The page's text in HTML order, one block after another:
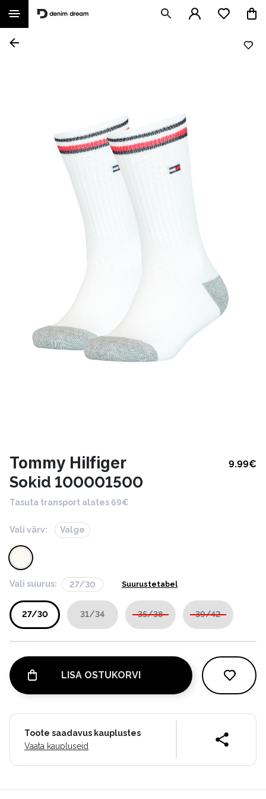
Tommy Hilfiger 9.99€
Sokid 100001500
Tasuta transport alates 69€
Vali värv: Valge
Vali suurus: 27/30 Suurustetabel
27/30 31/34 35/38 39/42
LISA OSTUKORVI
Toote saadavus kauplustes
Vaata kaupluseid